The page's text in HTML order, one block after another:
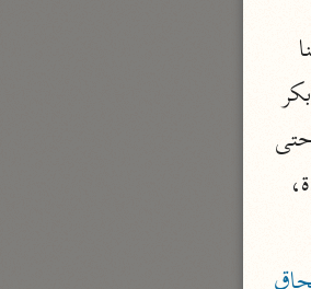
عباس الدوري قال: حدّثنا أبو سلمة- يعني المنقري- قال: حدّثنا محمد بن ثابت العبدي عن موسى مولى أبي بكر